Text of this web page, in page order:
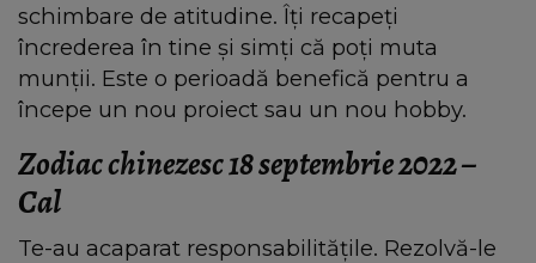
schimbare de atitudine. Îți recapeți
încrederea în tine și simți că poți muta
munții. Este o perioadă benefică pentru a
începe un nou proiect sau un nou hobby.
Zodiac chinezesc 18 septembrie 2022 –
Cal
Te-au acaparat responsabilitățile. Rezolvă-le